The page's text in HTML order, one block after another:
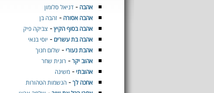
אהבה - דניאל סלומון
אהבה אסורה - זהבה בן
אהבה בסוף הקיץ- צביקה פיק
אהבה בת עשרים - יוסי בנאי
אהבת נעורי- שלום חנוך
אהוב יקר- רונית שחר
אהובתי- משינה
אחכה לך- הנשמות הטהורות